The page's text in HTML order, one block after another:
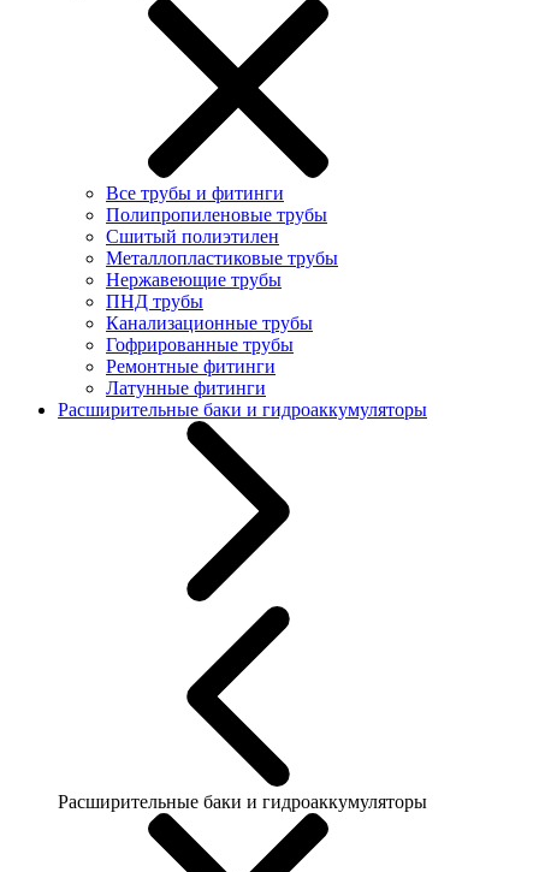
Все трубы и фитинги
Полипропиленовые трубы
Сшитый полиэтилен
Металлопластиковые трубы
Нержавеющие трубы
ПНД трубы
Канализационные трубы
Гофрированные трубы
Ремонтные фитинги
Латунные фитинги
Расширительные баки и гидроаккумуляторы
Расширительные баки и гидроаккумуляторы